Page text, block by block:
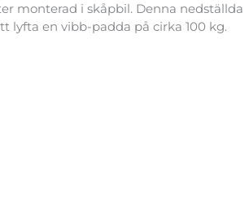
monterad i skåpbil. Denna nedställda
lyfta en vibb-padda på cirka 100 kg.